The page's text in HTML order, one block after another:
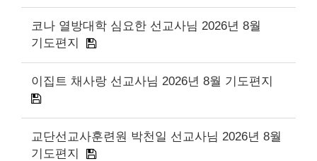
코나 열방대학 심요한 선교사님 2026년 8월
기도편지
이집트 채사랑 선교사님 2026년 8월 기도편지
교단선교사훈련원 박천일 선교사님 2026년 8월
기도편지